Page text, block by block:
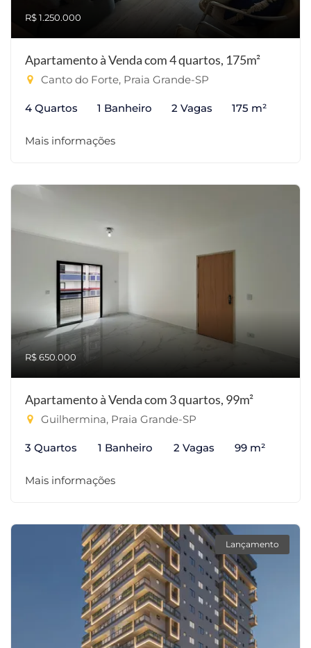
R$ 1.250.000
Apartamento à Venda com 4 quartos, 175m²
Canto do Forte, Praia Grande-SP
4 Quartos 1 Banheiro 2 Vagas 175 m²
Mais informações
R$ 650.000
Apartamento à Venda com 3 quartos, 99m²
Guilhermina, Praia Grande-SP
3 Quartos 1 Banheiro 2 Vagas 99 m²
Mais informações
Lançamento